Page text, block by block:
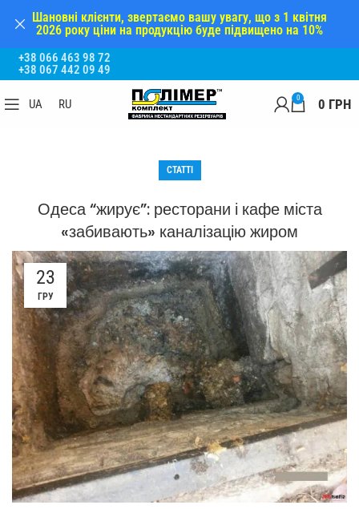
+38 066 463 98 72
+38 067 442 09 49
UA RU 0 0 ГРН
СТАТТІ
Одеса “жирує”: ресторани і кафе міста
«забивають» каналізацію жиром
23
ГРУ
Шановні клієнти, звертаємо вашу увагу, що з 1 квітня
2026 року ціни на продукцію буде підвищено на 10%